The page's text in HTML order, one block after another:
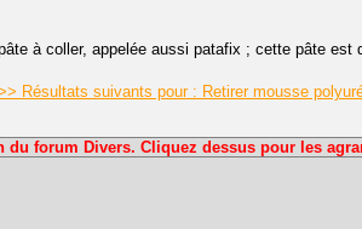
à coller, appelée aussi patafix ; cette pâte est
Résultats suivants pour : Retirer mousse
du forum Divers. Cliquez dessus pour les